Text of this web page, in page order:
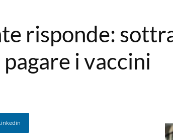
risponde:
i vaccini